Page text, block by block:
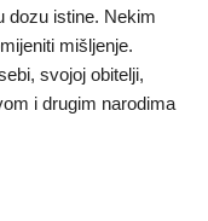
dozu istine. Nekim
mišljenje.
svojoj obitelji,
i drugim narodima